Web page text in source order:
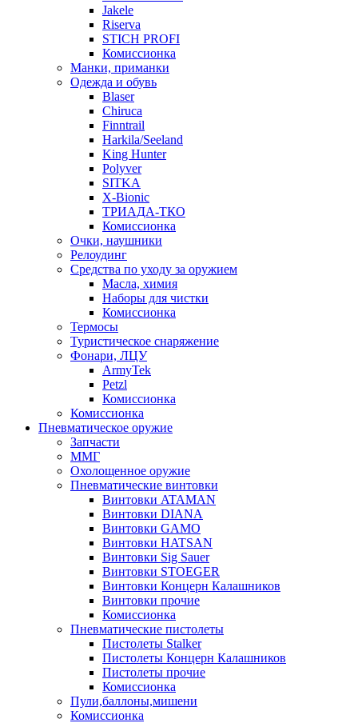
Jakele
Riserva
STICH PROFI
Комиссионка
Манки, приманки
Одежда и обувь
Blaser
Chiruca
Finntrail
Harkila/Seeland
King Hunter
Polyver
SITKA
X-Bionic
ТРИАДА-ТКО
Комиссионка
Очки, наушники
Релоудинг
Средства по уходу за оружием
Масла, химия
Наборы для чистки
Комиссионка
Термосы
Туристическое снаряжение
Фонари, ЛЦУ
ArmyTek
Petzl
Комиссионка
Комиссионка
Пневматическое оружие
Запчасти
ММГ
Охолощенное оружие
Пневматические винтовки
Винтовки ATAMAN
Винтовки DIANA
Винтовки GAMO
Винтовки HATSAN
Винтовки Sig Sauer
Винтовки STOEGER
Винтовки Концерн Калашников
Винтовки прочие
Комиссионка
Пневматические пистолеты
Пистолеты Stalker
Пистолеты Концерн Калашников
Пистолеты прочие
Комиссионка
Пули,баллоны,мишени
Комиссионка